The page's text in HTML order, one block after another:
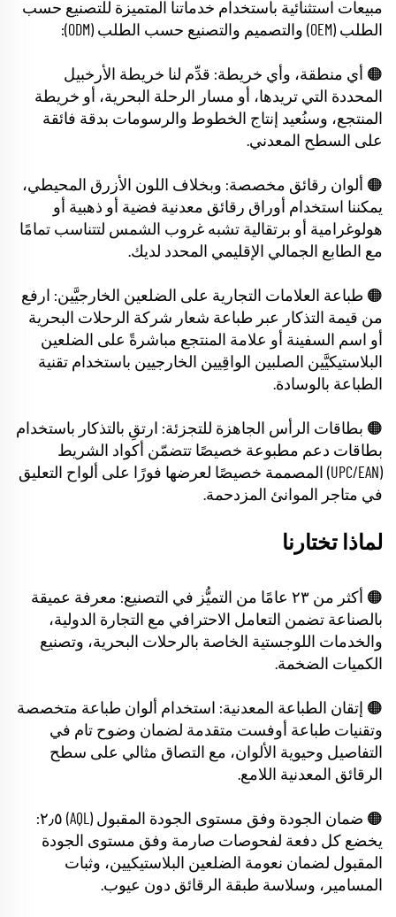
مبيعات استثنائية باستخدام خدماتنا المتميزة للتصنيع حسب
الطلب (OEM) والتصميم والتصنيع حسب الطلب (ODM):
🟠 أي منطقة، وأي خريطة: قدِّم لنا خريطة الأرخبيل
المحددة التي تريدها، أو مسار الرحلة البحرية، أو خريطة
المنتجع، وسنُعيد إنتاج الخطوط والرسومات بدقة فائقة
على السطح المعدني.
🟠 ألوان رقائق مخصصة: وبخلاف اللون الأزرق المحيطي،
يمكننا استخدام أوراق رقائق معدنية فضية أو ذهبية أو
هولوغرامية أو برتقالية تشبه غروب الشمس لتتناسب تمامًا
مع الطابع الجمالي الإقليمي المحدد لديك.
🟠 طباعة العلامات التجارية على الضلعين الخارجيَّين: ارفع
من قيمة التذكار عبر طباعة شعار شركة الرحلات البحرية
أو اسم السفينة أو علامة المنتجع مباشرةً على الضلعين
البلاستيكيَّين الصلبين الواقِيين الخارجيين باستخدام تقنية
الطباعة بالوسادة.
🟠 بطاقات الرأس الجاهزة للتجزئة: ارتقِ بالتذكار باستخدام
بطاقات دعم مطبوعة خصيصًا تتضمّن أكواد الشريط
(UPC/EAN) المصممة خصيصًا لعرضها فورًا على ألواح التعليق
في متاجر الموانئ المزدحمة.
لماذا تختارنا
🟠 أكثر من ٢٣ عامًا من التميُّز في التصنيع: معرفة عميقة
بالصناعة تضمن التعامل الاحترافي مع التجارة الدولية،
والخدمات اللوجستية الخاصة بالرحلات البحرية، وتصنيع
الكميات الضخمة.
🟠 إتقان الطباعة المعدنية: استخدام ألوان طباعة متخصصة
وتقنيات طباعة أوفست متقدمة لضمان وضوح تام في
التفاصيل وحيوية الألوان، مع التصاق مثالي على سطح
الرقائق المعدنية اللامع.
🟠 ضمان الجودة وفق مستوى الجودة المقبول (AQL) ٢٫٥:
يخضع كل دفعة لفحوصات صارمة وفق مستوى الجودة
المقبول لضمان نعومة الضلعين البلاستيكيين، وثبات
المسامير، وسلاسة طبقة الرقائق دون عيوب.